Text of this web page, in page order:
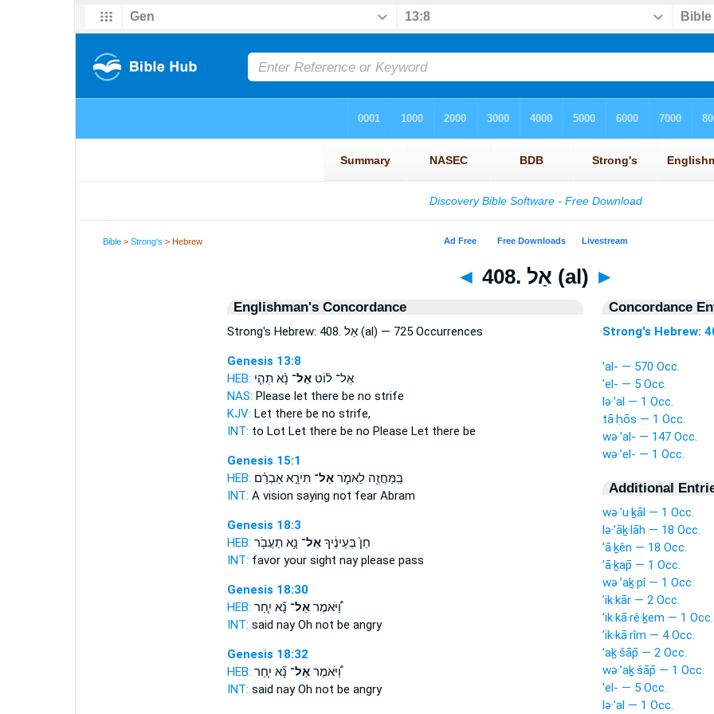
Bible >Strong's > Hebrew
◄ 408. אַל (al) ►
Englishman's Concordance
Strong's Hebrew: 408. אַל (al) — 725 Occurrences
Genesis 13:8
HEB:
אֶל־ ל֗וֹטאַל־ נָ֨א תְהִ֤י
NAS: Please let there be no strife
KJV: Let there be no strife,
INT: to Lot Let there be no Please Let there be
Genesis 15:1
HEB:
בַּֽמַּחֲזֶ֖ה לֵאמֹ֑ראַל־תִּירָ֣א אַבְרָ֗ם
INT: A vision saying not fear Abram
Genesis 18:3
HEB:
חֵן֙ בְּעֵינֶ֔יךָאַל־ נָ֥א תַעֲבֹ֖ר
INT: favor your sight nayplease pass
Genesis 18:30
HEB:
וַ֠יֹּאמֶראַל־נָ֞א יִ֤חַר
INT: said nayOh not be angry
Genesis 18:32
HEB:
וַ֠יֹּאמֶראַל־נָ֞א יִ֤חַר
INT: said nayOh not be angry
Concordance
Strong's Hebrew:
’al- — 570 Occ.
’el- — 5 Occ.
lə·’al — 1 Occ.
tā·ḥōs — 1 Occ.
wə·’al- — 147 Occ.
wə·’el- — 1 Occ.
Additional
wə·’u·ḵāl — 1 Occ.
lə·’āḵ·lāh — 18 Occ.
’ā·ḵên — 18 Occ.
’ā·ḵap̄ — 1 Occ.
wə·’aḵ·pî — 1 Occ.
’ik·kār — 2 Occ.
’ik·kā·rê·ḵem — 1 Occ.
’ik·kā·rîm — 4 Occ.
’aḵ·šāp̄ — 2 Occ.
wə·’aḵ·šāp̄ — 1 Occ.
’el- — 5 Occ.
lə·’al — 1 Occ.